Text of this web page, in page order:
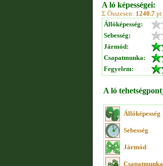
A ló képességei:
Σ Összesen: 1240.7 pt
Állóképesség:
Sebesség:
Jármód:
Csapatmunka:
Fegyelem:
A ló
Állóképesség
Sebesség
Jármód
Csapatmunka